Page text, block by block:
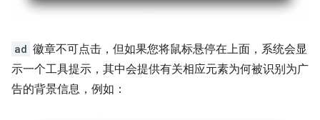
ad 徽章不可点击，但如果您将鼠标悬停在上面，系统会显
示一个工具提示，其中会提供有关相应元素为何被识别为广
告的背景信息，例如：